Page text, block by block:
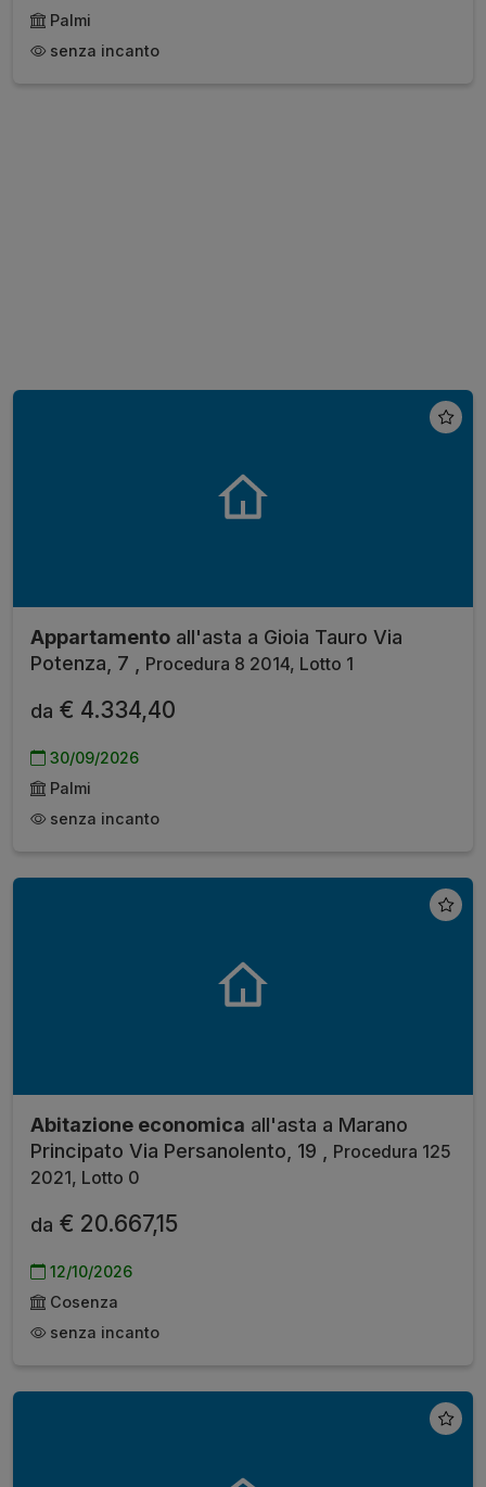
Palmi
senza incanto
Appartamento all'asta a Gioia Tauro Via
Potenza, 7 ,
Procedura 8 2014, Lotto 1
da € 4.334,40
30/09/2026
Palmi
senza incanto
Abitazione economica all'asta a Marano
Principato Via Persanolento, 19 ,
Procedura 125
2021, Lotto 0
da € 20.667,15
12/10/2026
Cosenza
senza incanto